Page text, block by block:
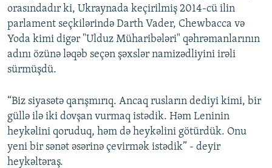
orasındadır ki, Ukraynada keçirilmiş 2014-cü ilin
parlament seçkilərində Darth Vader, Chewbacca və
Yoda kimi digər "Ulduz Müharibələri" qəhrəmanlarının
adını özünə ləqəb seçən şəxslər namizədliyini irəli
sürmüşdü.
“Biz siyasətə qarışmırıq. Ancaq rusların dediyi kimi, bir
güllə ilə iki dovşan vurmaq istədik. Həm Leninin
heykəlini qoruduq, həm də heykəlini götürdük. Onu
yeni bir sənət əsərinə çevirmək istədik” - deyir
heykəltəraş.